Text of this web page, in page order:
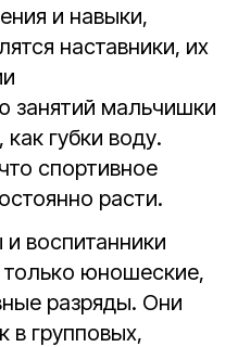
и навыки,
наставники, их
занятий мальчишки
губки воду.
спортивное
расти.
воспитанники
юношеские,
разряды. Они
в групповых,